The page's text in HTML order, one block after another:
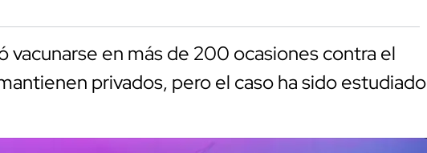
vacunarse en más de 200 ocasiones contra el
privados, pero el caso ha sido estudiado